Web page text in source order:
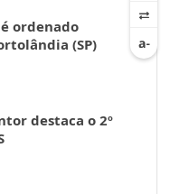
é ordenado
(SP)
destaca o 2º